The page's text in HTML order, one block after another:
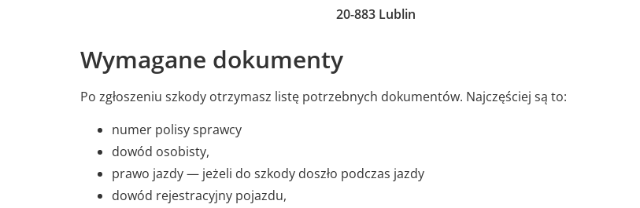
20-883 Lublin
Wymagane dokumenty
Po zgłoszeniu szkody otrzymasz listę potrzebnych dokumentów. Najczęściej są to:
numer polisy sprawcy
dowód osobisty,
prawo jazdy — jeżeli do szkody doszło podczas jazdy
dowód rejestracyjny pojazdu,